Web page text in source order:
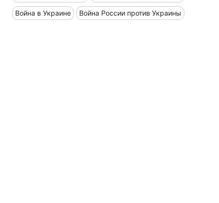
Война в Украине Война России против Украины